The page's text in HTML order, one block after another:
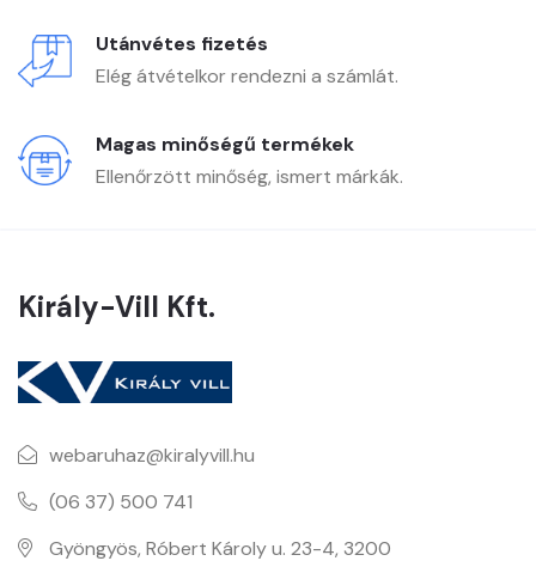
Utánvétes fizetés
Elég átvételkor rendezni a számlát.
Magas minőségű termékek
Ellenőrzött minőség, ismert márkák.
Király-Vill Kft.
webaruhaz@kiralyvill.hu
(06 37) 500 741
Gyöngyös, Róbert Károly u. 23-4, 3200